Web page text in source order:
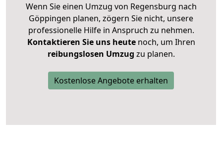
Wenn Sie einen Umzug von Regensburg nach
Göppingen planen, zögern Sie nicht, unsere
professionelle Hilfe in Anspruch zu nehmen.
Kontaktieren Sie uns heutenoch, um Ihren
reibungslosen Umzug zu planen.
Kostenlose Angebote erhalten